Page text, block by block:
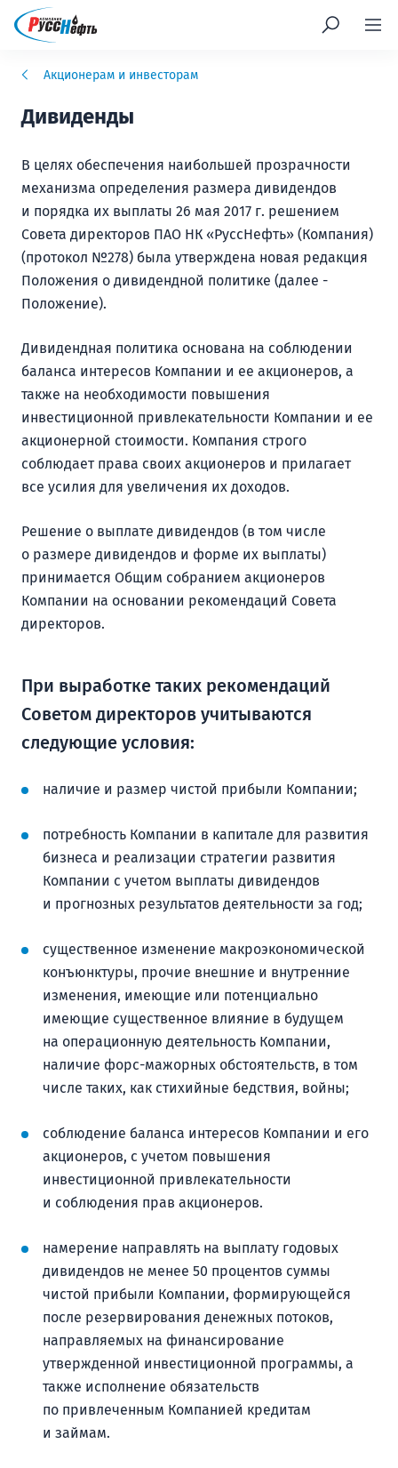
Акционерам и инвесторам
Дивиденды
В целях обеспечения наибольшей прозрачности
механизма определения размера дивидендов
и порядка их выплаты 26 мая 2017 г. решением
Совета директоров ПАО НК «РуссНефть» (Компания)
(протокол №278) была утверждена новая редакция
Положения о дивидендной политике (далее -
Положение).
Дивидендная политика основана на соблюдении
баланса интересов Компании и ее акционеров, а
также на необходимости повышения
инвестиционной привлекательности Компании и ее
акционерной стоимости. Компания строго
соблюдает права своих акционеров и прилагает
все усилия для увеличения их доходов.
Решение о выплате дивидендов (в том числе
о размере дивидендов и форме их выплаты)
принимается Общим собранием акционеров
Компании на основании рекомендаций Совета
директоров.
При выработке таких рекомендаций
Советом директоров учитываются
следующие условия:
наличие и размер чистой прибыли Компании;
потребность Компании в капитале для развития
бизнеса и реализации стратегии развития
Компании с учетом выплаты дивидендов
и прогнозных результатов деятельности за год;
существенное изменение макроэкономической
конъюнктуры, прочие внешние и внутренние
изменения, имеющие или потенциально
имеющие существенное влияние в будущем
на операционную деятельность Компании,
наличие форс-мажорных обстоятельств, в том
числе таких, как стихийные бедствия, войны;
соблюдение баланса интересов Компании и его
акционеров, с учетом повышения
инвестиционной привлекательности
и соблюдения прав акционеров.
намерение направлять на выплату годовых
дивидендов не менее 50 процентов суммы
чистой прибыли Компании, формирующейся
после резервирования денежных потоков,
направляемых на финансирование
утвержденной инвестиционной программы, а
также исполнение обязательств
по привлеченным Компанией кредитам
и займам.